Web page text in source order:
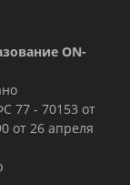
ON-
77 - 70153 от
от 26 апреля